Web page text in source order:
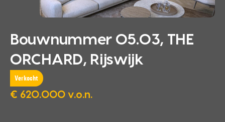
Bouwnummer 05.03, THE
ORCHARD, Rijswijk
Verkocht
€ 620.000 v.o.n.